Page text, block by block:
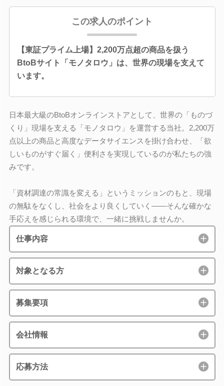
この求人のポイント
【東証プライム上場】2,200万点超の商品を扱う
BtoBサイト「モノタロウ」は、世界の現場を支えて
います。
日本最大級のBtoBオンラインストアとして、世界の「ものづ
くり」現場を支える「モノタロウ」を運営する当社。2,200万
点以上の商品と高度なデータサイエンスを掛け合わせ、「欲
しいものがすぐ届く」便利さを実現しているのが私たちの強
みです。
「資材調達の常識を変える」というミッションのもと、現場
の無駄をなくし、社会をより良くしていく――そんな確かな
手応えを感じられる環境で、一緒に挑戦しませんか。
仕事内容
対象となる方
募集要項
会社情報
応募方法